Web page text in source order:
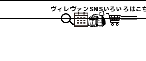
ヴィレヴァンSNSいろいろはこ